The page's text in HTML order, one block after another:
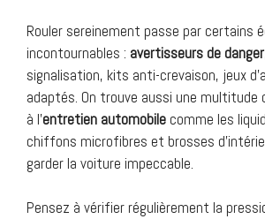
Rouler sereinement passe par certains
incontournables : avertisseurs de danger
signalisation, kits anti-crevaison, jeux
adaptés. On trouve aussi une multitude
à l’entretien automobile comme les
chiffons microfibres et brosses
garder la voiture impeccable.
Pensez à vérifier régulièrement la